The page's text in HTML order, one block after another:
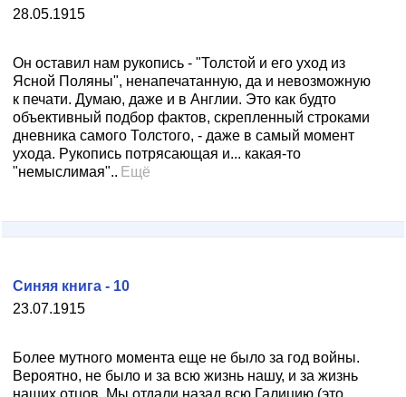
28.05.1915
Он оставил нам рукопись - "Толстой и его уход из
Ясной Поляны", ненапечатанную, да и невозможную
к печати. Думаю, даже и в Англии. Это как будто
объективный подбор фактов, скрепленный строками
дневника самого Толстого, - даже в самый момент
ухода. Рукопись потрясающая и... какая-то
"немыслимая".. Ещё
23.07.1915
Синяя книга - 10
Более мутного момента еще не было за год войны.
Вероятно, не было и за всю жизнь нашу, и за жизнь
наших отцов. Мы отдали назад всю Галицию (это